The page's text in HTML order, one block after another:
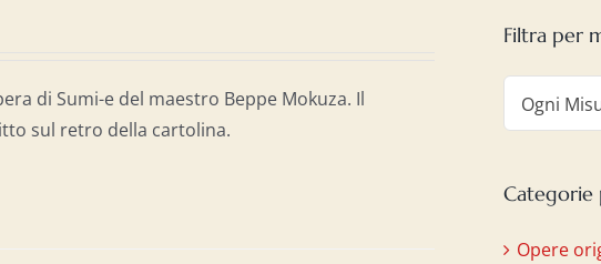
di Sumi-e del maestro Beppe Mokuza. Il
sul retro della cartolina.
Filtra per
Ogni
Opere